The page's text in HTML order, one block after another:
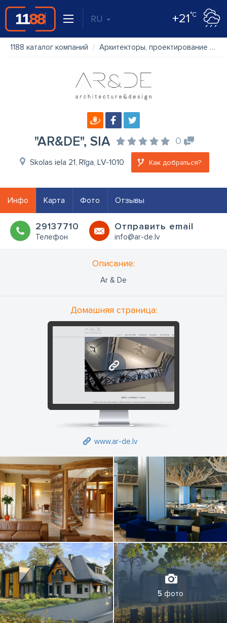
RU +21°C
1188 каталог компаний Архитекторы, проектирование
"AR&DE", SIA 0
Skolas iela 21, Rīga, LV-1010 Как добраться?
Инфо Карта Фото Отзывы
29137710
Телефон
Oтправить email
info@ar-de.lv
Oписание:
Ar & De
Домашняя страница:
www.ar-de.lv
www.ar-de.lv
5 фото